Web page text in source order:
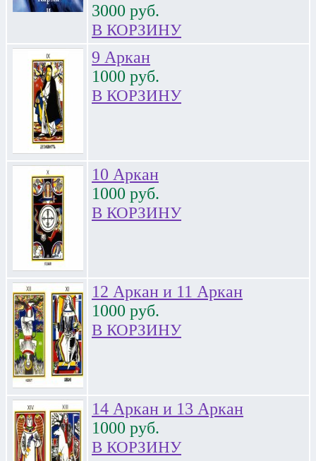
3000 руб.
В КОРЗИНУ
9 Аркан
1000 руб.
В КОРЗИНУ
10 Аркан
1000 руб.
В КОРЗИНУ
12 Аркан и 11 Аркан
1000 руб.
В КОРЗИНУ
14 Аркан и 13 Аркан
1000 руб.
В КОРЗИНУ